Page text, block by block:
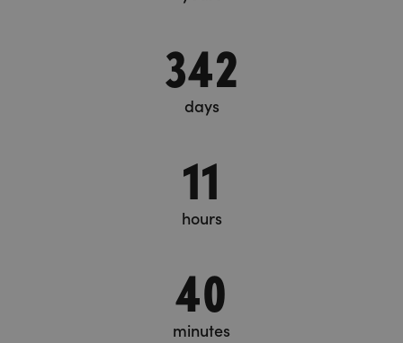
342
days
11
hours
40
minutes